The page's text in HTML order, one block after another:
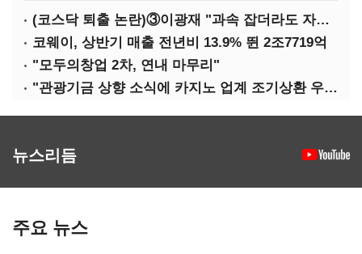
(코스닥 퇴출 논란)③이광재 "과속 잡더라도 자동차 없애지는 말아야"
코웨이, 상반기 매출 전년비 13.9% 뛴 2조7719억
"모두의창업 2차, 연내 마무리"
"관광기금 상향 소식에 카지노 업계 조기상환 우려"
뉴스리듬
주요 뉴스